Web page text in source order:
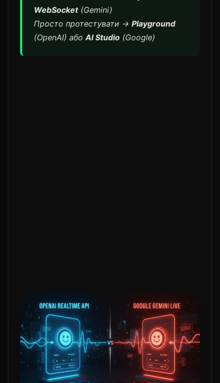
WebSocket(Gemini)
Просто протестувати → Playground
(OpenAI) або AI Studio (Google)